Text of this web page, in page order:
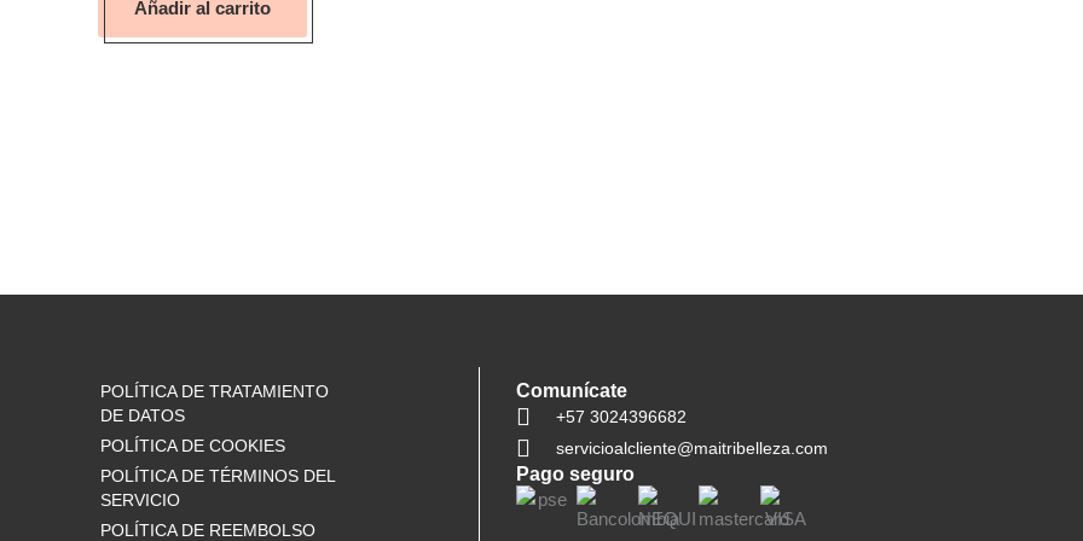
Añadir al carrito
POLÍTICA DE TRATAMIENTO
DE DATOS
POLÍTICA DE COOKIES
POLÍTICA DE TÉRMINOS DEL
SERVICIO
POLÍTICA DE REEMBOLSO
Comunícate
+57 3024396682
servicioalcliente@maitribelleza.com
Pago seguro